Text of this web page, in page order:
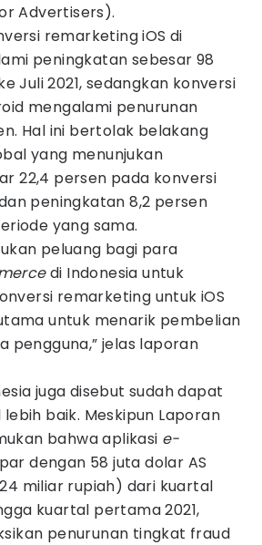
Advertisers).
remarketing iOS di
peningkatan sebesar 98
Juli 2021, sedangkan konversi
mengalami penurunan
Hal ini bertolak belakang
yang menunjukan
22,4 persen pada konversi
peningkatan 8,2 persen
yang sama.
peluang bagi para
di Indonesia untuk
remarketing untuk iOS
untuk menarik pembelian
pengguna,” jelas laporan
juga disebut sudah dapat
baik. Meskipun Laporan
bahwa aplikasi e-
dengan 58 juta dolar AS
miliar rupiah) dari kuartal
kuartal pertama 2021,
penurunan tingkat fraud